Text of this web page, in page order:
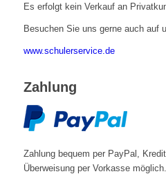
Es erfolgt kein Verkauf an
Besuchen Sie uns gerne auch auf
www.schulerservice.de
Zahlung
Zahlung bequem per PayPal,
Überweisung per Vorkasse möglich.